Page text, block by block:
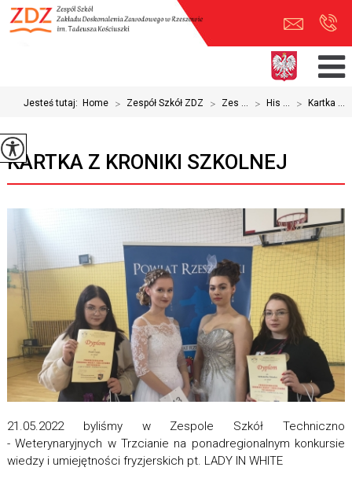
Jesteś tutaj: Home > Zespół Szkół ZDZ > Zes ... > His ... > Kartka ...
KARTKA Z KRONIKI SZKOLNEJ
21.05.2022 byliśmy w Zespole Szkół Techniczno
- Weterynaryjnych w Trzcianie na ponadregionalnym konkursie
wiedzy i umiejętności fryzjerskich pt. LADY IN WHITE